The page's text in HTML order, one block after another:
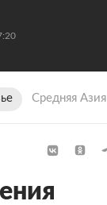
Средняя Азия